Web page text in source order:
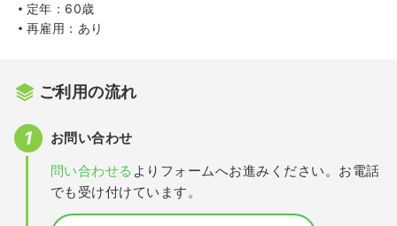
定年：60歳
再雇用：あり
ご利用の流れ
お問い合わせ
問い合わせる よりフォームへお進みください。お電話
でも受け付けています。